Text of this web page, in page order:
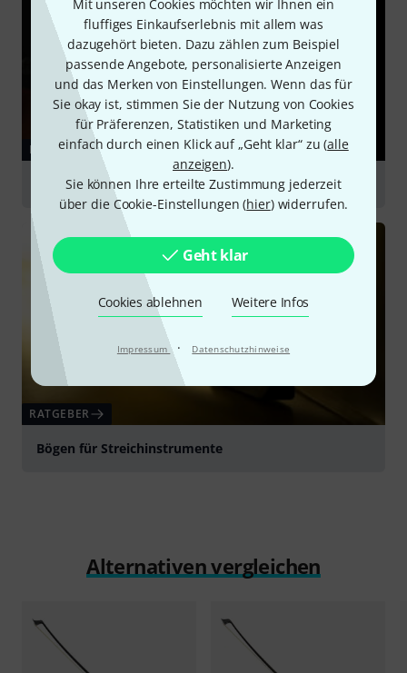
Mit unseren Cookies möchten wir Ihnen ein
fluffiges Einkaufserlebnis mit allem was
dazugehört bieten. Dazu zählen zum Beispiel
passende Angebote, personalisierte Anzeigen
und das Merken von Einstellungen. Wenn das für
Sie okay ist, stimmen Sie der Nutzung von Cookies
für Präferenzen, Statistiken und Marketing
einfach durch einen Klick auf „Geht klar“ zu (alle
anzeigen).
Sie können Ihre erteilte Zustimmung jederzeit
über die Cookie-Einstellungen (hier) widerrufen.
Geht klar
Cookies ablehnen Weitere Infos
Impressum · Datenschutzhinweise
RATGEBER
Cello
RATGEBER
Bögen für Streichinstrumente
Alternativen vergleichen